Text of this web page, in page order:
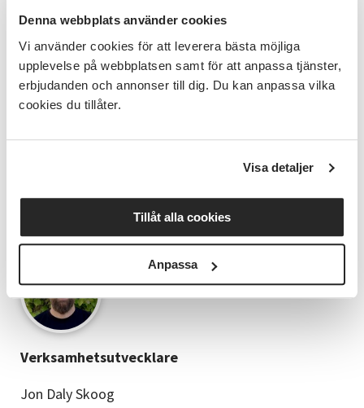
Denna webbplats använder cookies
Vi använder cookies för att leverera bästa möjliga
upplevelse på webbplatsen samt för att anpassa tjänster,
erbjudanden och annonser till dig. Du kan anpassa vilka
cookies du tillåter.
Visa detaljer
Tillåt alla cookies
Anpassa
Musikhögskolan i april 2022.
– Då fick vi förfrågan av Hannes om praktik, vi
bestämde oss för att köra och Hannes gjorde en
månads praktik hos oss i studion. Det känns sjukt
roligt att PS har kommit så här långt sedan vi
MUSIKEN!
Verksamhetsutvecklare
Jon Daly Skoog